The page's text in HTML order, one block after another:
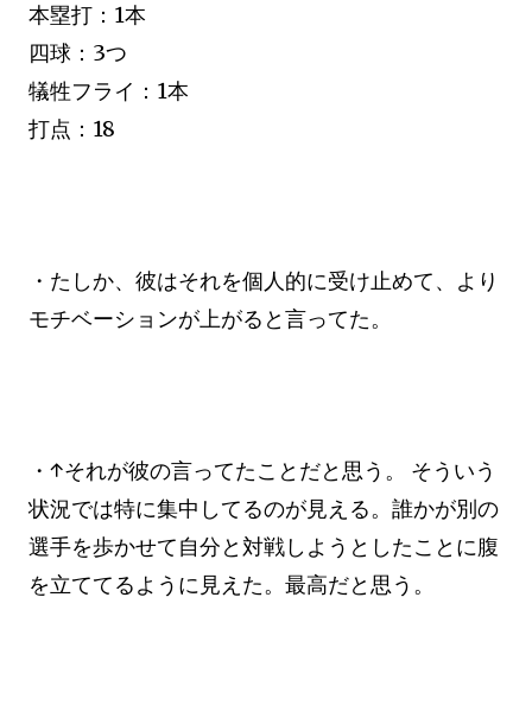
本塁打：1本
四球：3つ
犠牲フライ：1本
打点：18
・たしか、彼はそれを個人的に受け止めて、より
モチベーションが上がると言ってた。
・↑それが彼の言ってたことだと思う。 そういう
状況では特に集中してるのが見える。誰かが別の
選手を歩かせて自分と対戦しようとしたことに腹
を立ててるように見えた。最高だと思う。